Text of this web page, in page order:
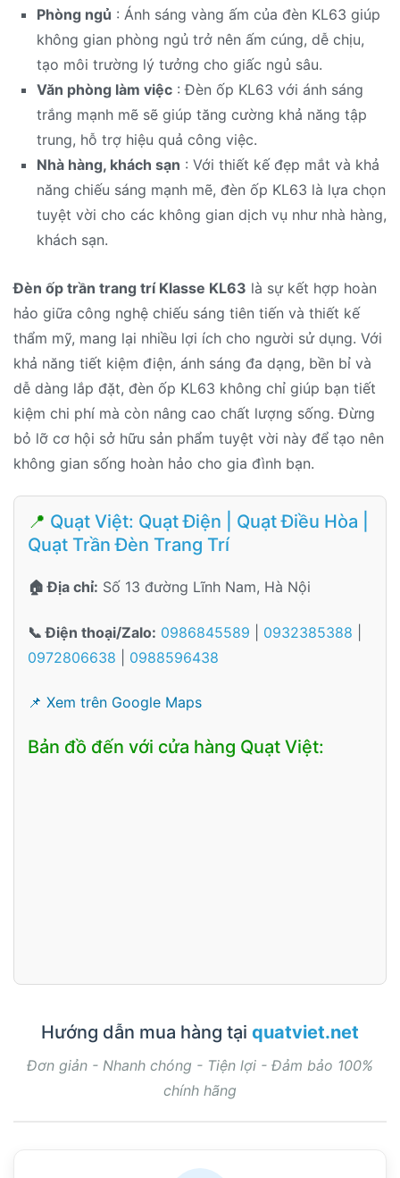
Phòng ngủ : Ánh sáng vàng ấm của đèn KL63 giúp
không gian phòng ngủ trở nên ấm cúng, dễ chịu,
tạo môi trường lý tưởng cho giấc ngủ sâu.
Văn phòng làm việc: Đèn ốp KL63 với ánh sáng
trắng mạnh mẽ sẽ giúp tăng cường khả năng tập
trung, hỗ trợ hiệu quả công việc.
Nhà hàng, khách sạn : Với thiết kế đẹp mắt và khả
năng chiếu sáng mạnh mẽ, đèn ốp KL63 là lựa chọn
tuyệt vời cho các không gian dịch vụ như nhà hàng,
khách sạn.
Đèn ốp trần trang trí Klasse KL63 là sự kết hợp hoàn
hảo giữa công nghệ chiếu sáng tiên tiến và thiết kế
thẩm mỹ, mang lại nhiều lợi ích cho người sử dụng. Với
khả năng tiết kiệm điện, ánh sáng đa dạng, bền bỉ và
dễ dàng lắp đặt, đèn ốp KL63 không chỉ giúp bạn tiết
kiệm chi phí mà còn nâng cao chất lượng sống. Đừng
bỏ lỡ cơ hội sở hữu sản phẩm tuyệt vời này để tạo nên
không gian sống hoàn hảo cho gia đình bạn.
📍 Quạt Việt: Quạt Điện | Quạt Điều Hòa |
Quạt Trần Đèn Trang Trí
🏠 Địa chỉ: Số 13 đường Lĩnh Nam, Hà Nội
📞 Điện thoại/Zalo: 0986845589 0932385388
0972806638
0988596438
📌 Xem trên Google Maps
Bản đồ đến với cửa hàng Quạt Việt:
Hướng dẫn mua hàng tại quatviet.net
Đơn giản - Nhanh chóng - Tiện lợi - Đảm bảo 100%
chính hãng